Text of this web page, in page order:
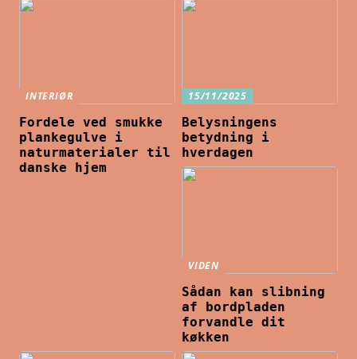
INTERIØR
Fordele ved smukke
plankegulve i
naturmaterialer til
danske hjem
15/11/2025
Belysningens
betydning i
hverdagen
VIDEN
Sådan kan slibning
af bordpladen
forvandle dit
køkken